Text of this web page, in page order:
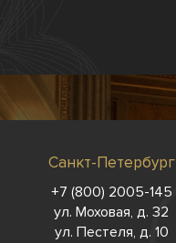
Санкт-Петербург
+7 (800) 2005-145
ул. Моховая, д. 32
ул. Пестеля, д. 10